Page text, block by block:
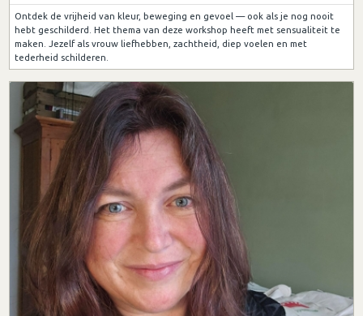
Ontdek de vrijheid van kleur, beweging en gevoel — ook als je nog nooit
hebt geschilderd. Het thema van deze workshop heeft met sensualiteit te
maken. Jezelf als vrouw liefhebben, zachtheid, diep voelen en met
tederheid schilderen.